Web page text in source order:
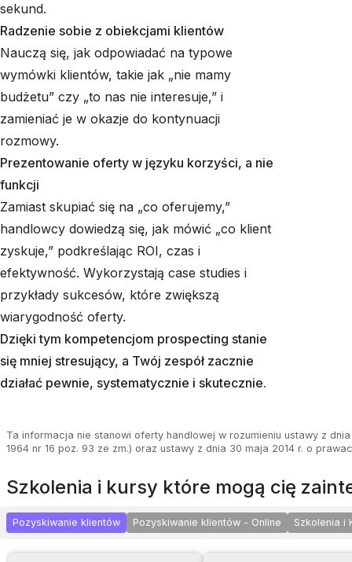
sekund.
Radzenie sobie z obiekcjami klientów
Nauczą się, jak odpowiadać na typowe
wymówki klientów, takie jak „nie mamy
budżetu” czy „to nas nie interesuje,” i
zamieniać je w okazje do kontynuacji
rozmowy.
Prezentowanie oferty w języku korzyści, a nie
funkcji
Zamiast skupiać się na „co oferujemy,”
handlowcy dowiedzą się, jak mówić „co klient
zyskuje,” podkreślając ROI, czas i
efektywność. Wykorzystają case studies i
przykłady sukcesów, które zwiększą
wiarygodność oferty.
Dzięki tym kompetencjom prospecting stanie
się mniej stresujący, a Twój zespół zacznie
działać pewnie, systematycznie i skutecznie.
Ta informacja nie stanowi oferty handlowej w rozumieniu ustawy z
1964 nr 16 poz. 93 ze zm.) oraz ustawy z dnia 30 maja 2014 r. o
szkolenia i kursy które mogą cię
Pozyskiwanie klientów Pozyskiwanie klientów - Online Szkolenia i